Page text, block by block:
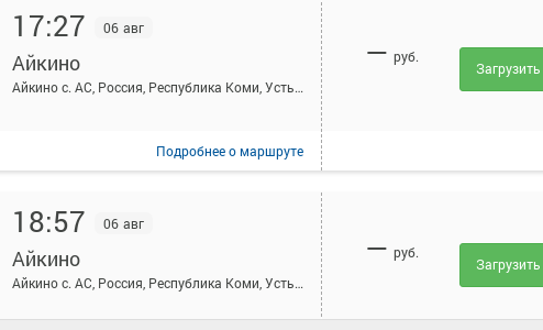
17:27 06 авг
Айкино
Айкино с. АС, Россия, Республика Коми, Усть-Вымский район, село Айкино, Центральная ул, 189А
Подробнеео маршруте
— руб.
18:57 06 авг
Айкино
Айкино с. АС, Россия, Республика Коми, Усть-Вымский район, село Айкино, Центральная ул, 189А
— руб.